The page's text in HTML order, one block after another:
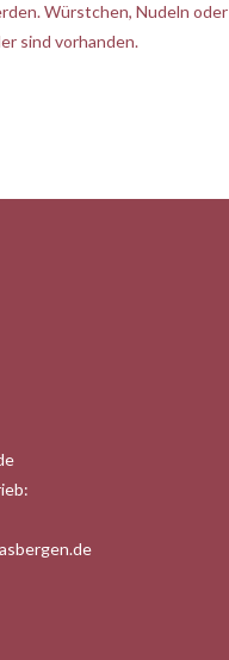
Würstchen, Nudeln oder
sind vorhanden.